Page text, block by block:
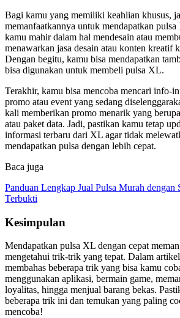
Bagi kamu yang memiliki keahlian khusus,
memanfaatkannya untuk mendapatkan
kamu mahir dalam hal mendesain atau
menawarkan jasa desain atau konten kreatif
Dengan begitu, kamu bisa mendapatkan
bisa digunakan untuk membeli pulsa XL.
Terakhir, kamu bisa mencoba mencari info-
promo atau event yang sedang
kali memberikan promo menarik yang
atau paket data. Jadi, pastikan kamu tetap
informasi terbaru dari XL agar tidak
mendapatkan pulsa dengan lebih cepat.
Baca juga
Panduan Lengkap Jual Pulsa Murah dengan
Terbukti
Kesimpulan
Mendapatkan pulsa XL dengan cepat
mengetahui trik-trik yang tepat. Dalam
membahas beberapa trik yang bisa kamu
menggunakan aplikasi, bermain game,
loyalitas, hingga menjual barang bekas.
beberapa trik ini dan temukan yang paling
mencoba!